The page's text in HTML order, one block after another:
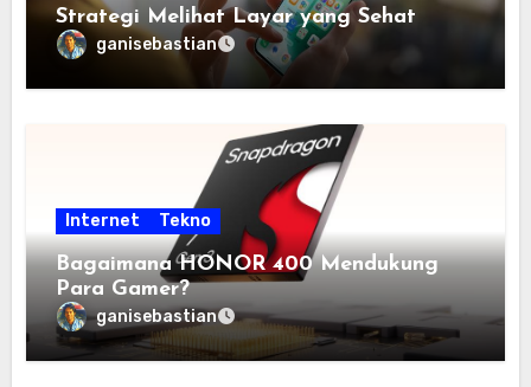
Strategi Melihat Layar yang Sehat
ganisebastian
Internet Tekno
Bagaimana HONOR 400 Mendukung
Para Gamer?
ganisebastian